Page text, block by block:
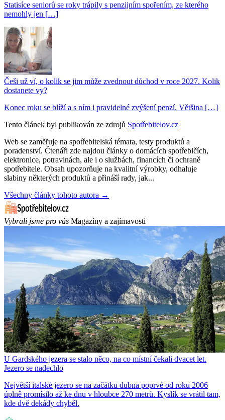
Statisíce seniorů se roky trápily s penzijním spořením, ze kterého
nemohly jen […]
Češi už ví, o kolik se jim může zvednout důchod v roce 2027. Kolik
dostanete vy?
Konec roku se blíží a s ním i pravidelné zvýšení penzí. Většina […]
Tento článek byl publikován ze zdrojů Spotřebitelov.cz
Web se zaměřuje na spotřebitelská témata, testy produktů a
poradenství. Čtenáři zde najdou články o domácích spotřebičích,
elektronice, potravinách, ale i o službách, financích či ochraně
spotřebitele. Obsah upozorňuje na kvalitní výrobky, odhaluje
slabiny některých produktů a přináší rady, jak...
Všechny články tohoto autora →
Vybrali jsme pro vás Magazíny a zajímavosti
U Gardského jezera se stalo něco, na co místní čekali dvacet let.
Jezero se nadechlo
Největší italské jezero se na začátku dubna poprvé od roku 2006
úplně promísilo až ke dnu v hloubce 270 metrů. Kyslík se vrátil tam,
kde dvě dekády chyběl.